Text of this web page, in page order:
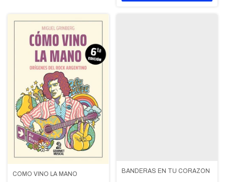
CÓMO VINO LA MANO BANDERAS EN TU CORAZÓN